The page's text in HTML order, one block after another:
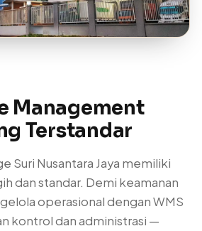
Management
Terstandar
Suri Nusantara Jaya memiliki
dan standar. Demi keamanan
operasional dengan WMS
kontrol dan administrasi —